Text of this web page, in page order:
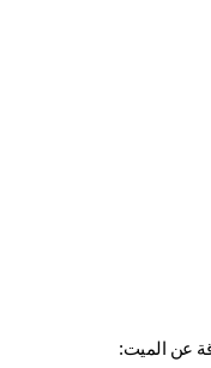
عن الميت: